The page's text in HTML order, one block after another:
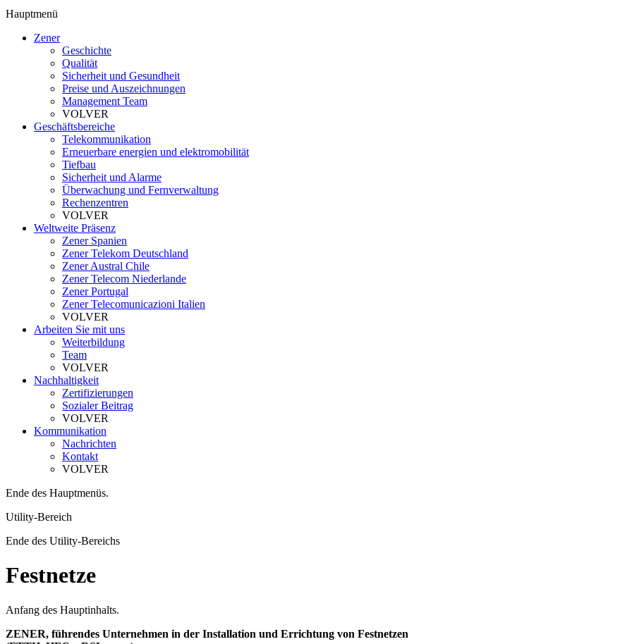
Hauptmenü
Zener
Geschichte
Qualität
Sicherheit und Gesundheit
Preise und Auszeichnungen
Management Team
VOLVER
Geschäftsbereiche
Telekommunikation
Erneuerbare energien und elektromobilität
Tiefbau
Sicherheit und Alarme
Überwachung und Fernverwaltung
Rechenzentren
VOLVER
Weltweite Präsenz
Zener Spanien
Zener Telekom Deutschland
Zener Austral Chile
Zener Telecom Niederlande
Zener Portugal
Zener Telecomunicazioni Italien
VOLVER
Arbeiten Sie mit uns
Weiterbildung
Team
VOLVER
Nachhaltigkeit
Zertifizierungen
Sozialer Beitrag
VOLVER
Kommunikation
Nachrichten
Kontakt
VOLVER
Ende des Hauptmenüs.
Utility-Bereich
Ende des Utility-Bereichs
Festnetze
Anfang des Hauptinhalts.
ZENER, führendes Unternehmen in der Installation und Errichtung von Festnetzen